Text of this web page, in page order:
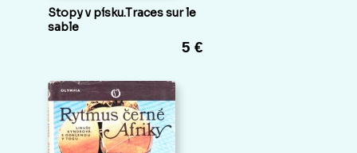
Stopy v písku.Traces sur le
sable
5 €